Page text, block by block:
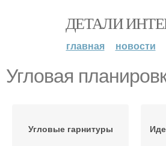
ДЕТАЛИ
главная новости
Угловая
Угловые гарнитуры